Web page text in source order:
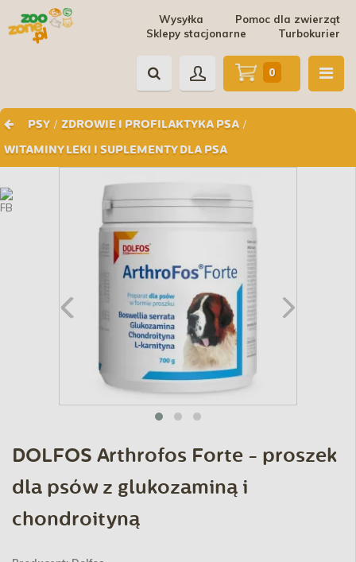
Pomoc dla zwierząt
Wysyłka
Turbokurier
Sklepy stacjonarne
PSY / ZDROWIE I PROFILAKTYKA PSA /
WITAMINY LEKI I SUPLEMENTY DLA PSA
0
DOLFOS Arthrofos Forte - proszek
dla psów z glukozaminą i
chondroityną